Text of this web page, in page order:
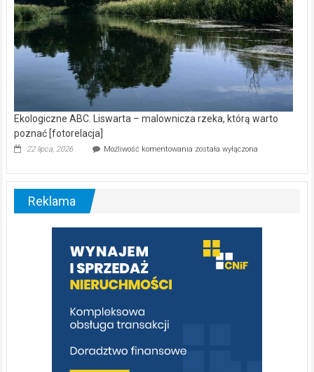
Ekologiczne ABC. Liswarta – malownicza rzeka, którą warto
poznać [fotorelacja]
22 lipca, 2026 Możliwość komentowania Ekologiczne
–
warto
poznać
[fotorelacja]
została wyłączona
Reklama